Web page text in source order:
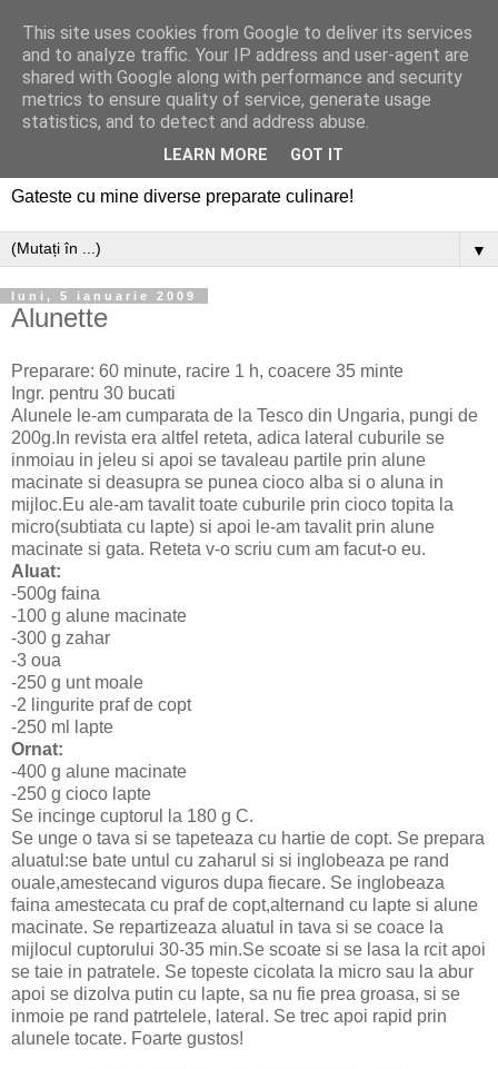
Gateste cu mine diverse preparate culinare!
▼
luni, 5 ianuarie 2009
Alunette
Preparare: 60 minute, racire 1 h, coacere 35 minte
Ingr. pentru 30 bucati
Alunele le-am cumparata de la Tesco din Ungaria, pungi de
200g.In revista era altfel reteta, adica lateral cuburile se
inmoiau in jeleu si apoi se tavaleau partile prin alune
macinate si deasupra se punea cioco alba si o aluna in
mijloc.Eu ale-am tavalit toate cuburile prin cioco topita la
micro(subtiata cu lapte) si apoi le-am tavalit prin alune
macinate si gata. Reteta v-o scriu cum am facut-o eu.
Aluat:
-500g faina
-100 g alune macinate
-300 g zahar
-3 oua
-250 g unt moale
-2 lingurite praf de copt
-250 ml lapte
Ornat:
-400 g alune macinate
-250 g cioco lapte
Se incinge cuptorul la 180 g C.
Se unge o tava si se tapeteaza cu hartie de copt. Se prepara
aluatul:se bate untul cu zaharul si si inglobeaza pe rand
ouale,amestecand viguros dupa fiecare. Se inglobeaza
faina amestecata cu praf de copt,alternand cu lapte si alune
macinate. Se repartizeaza aluatul in tava si se coace la
mijlocul cuptorului 30-35 min.Se scoate si se lasa la rcit apoi
se taie in patratele. Se topeste cicolata la micro sau la abur
apoi se dizolva putin cu lapte, sa nu fie prea groasa, si se
inmoie pe rand patrtelele, lateral. Se trec apoi rapid prin
alunele tocate. Foarte gustos!
This site uses cookies from Google to deliver its services
and to analyze traffic. Your IP address and user-agent are
shared with Google along with performance and security
metrics to ensure quality of service, generate usage
statistics, and to detect and address abuse.
LEARN MORE GOT IT